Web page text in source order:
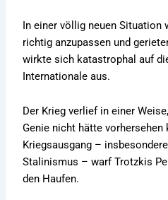
In einer völlig neuen Situation
richtig anzupassen und
wirkte sich katastrophal auf
Internationale aus.
Der Krieg verlief in einer
Genie nicht hätte vorhersehen
Kriegsausgang –
Stalinismus – warf Trotzkis
den Haufen.